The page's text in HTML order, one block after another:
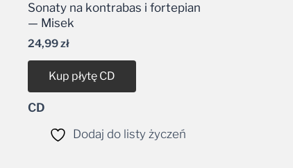
Sonaty na kontrabas i fortepian
— Misek
24,99zł
Kup płytę CD
CD
Dodaj do listy życzeń